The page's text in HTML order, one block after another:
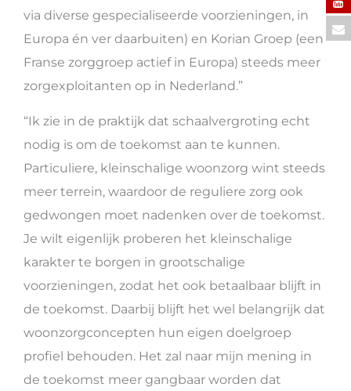
via diverse gespecialiseerde voorzieningen, in
Europa én ver daarbuiten) en Korian Groep (een
Franse zorggroep actief in Europa) steeds meer
zorgexploitanten op in Nederland.”
“Ik zie in de praktijk dat schaalvergroting echt
nodig is om de toekomst aan te kunnen.
Particuliere, kleinschalige woonzorg wint steeds
meer terrein, waardoor de reguliere zorg ook
gedwongen moet nadenken over de toekomst.
Je wilt eigenlijk proberen het kleinschalige
karakter te borgen in grootschalige
voorzieningen, zodat het ook betaalbaar blijft in
de toekomst. Daarbij blijft het wel belangrijk dat
woonzorgconcepten hun eigen doelgroep
profiel behouden. Het zal naar mijn mening in
de toekomst meer gangbaar worden dat